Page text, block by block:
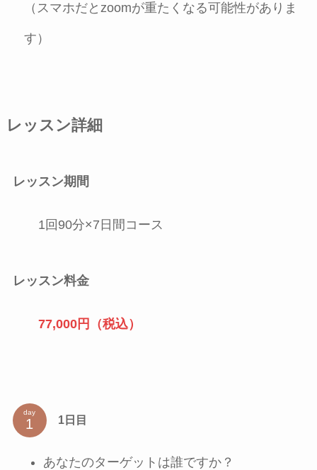
（スマホだとzoomが重たくなる可能性がありま
す）
レッスン詳細
レッスン期間
1回90分×7日間コース
レッスン料金
77,000円（税込）
day
1日目
あなたのターゲットは誰ですか？